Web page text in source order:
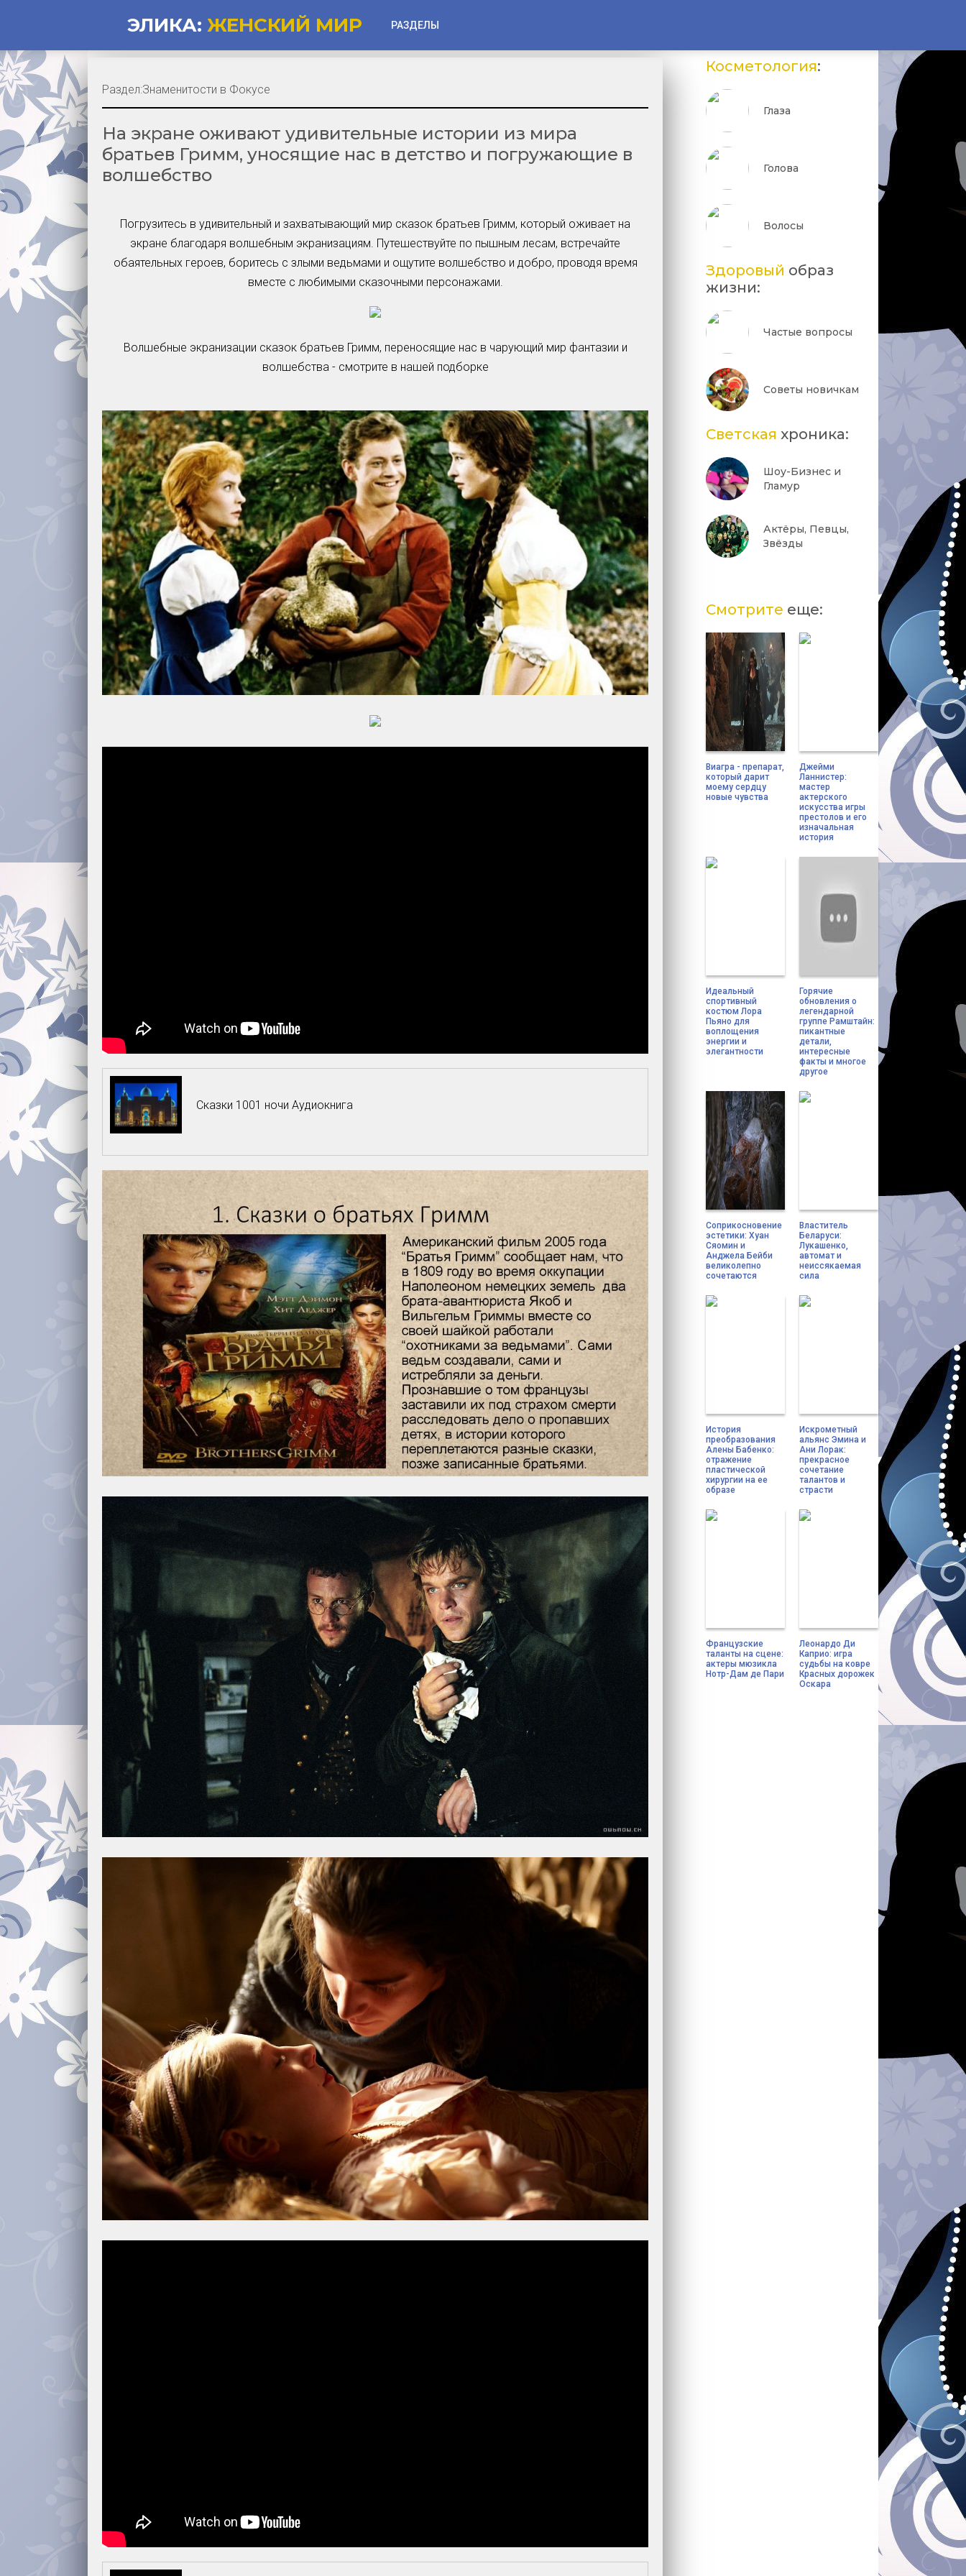
ЭЛИКА: ЖЕНСКИЙ МИР РАЗДЕЛЫ
Губы
Лицо
Советы новичкам
Шоу-Бизнес и Гламур
Актёры, Певцы, Звёзды
Умная уборка
Секреты стирки
На экране оживают удивительные истории из мира
братьев Гримм, уносящие нас в детство и погружающие в
волшебство
Погрузитесь в удивительный и захватывающий мир сказок братьев Гримм, который оживает на
экране благодаря волшебным экранизациям. Путешествуйте по пышным лесам, встречайте
обаятельных героев, боритесь с злыми ведьмами и ощутите волшебство и добро, проводя время
вместе с любимыми сказочными персонажами.
Волшебные экранизации сказок братьев Гримм, переносящие нас в чарующий мир фантазии и
волшебства - смотрите в нашей подборке
Сказки 1001 ночи Аудиокнига
Раздел:Знаменитости в Фокусе
Косметология:
Глаза
Голова
Волосы
Здоровый образ
жизни:
Частые вопросы
Советы новичкам
Светская хроника:
Шоу-Бизнес и
Гламур
Актёры, Певцы,
Звёзды
Смотрите еще:
Виагра - препарат,
который дарит
моему сердцу
новые чувства
Джейми
Ланнистер:
мастер
актерского
искусства игры
престолов и его
изначальная
история
Идеальный
спортивный
костюм Лора
Пьяно для
воплощения
энергии и
элегантности
Горячие
обновления о
легендарной
группе Рамштайн:
пикантные
детали,
интересные
факты и многое
другое
Соприкосновение
эстетики: Хуан
Сяомин и
Анджела Бейби
великолепно
сочетаются
Властитель
Беларуси:
Лукашенко,
автомат и
неиссякаемая
сила
История
преобразования
Алены Бабенко:
отражение
пластической
хирургии на ее
образе
Искрометный
альянс Эмина и
Ани Лорак:
прекрасное
сочетание
талантов и
страсти
Французские
таланты на сцене:
актеры мюзикла
Нотр-Дам де Пари
Леонардо Ди
Каприо: игра
судьбы на ковре
Красных дорожек
Оскара